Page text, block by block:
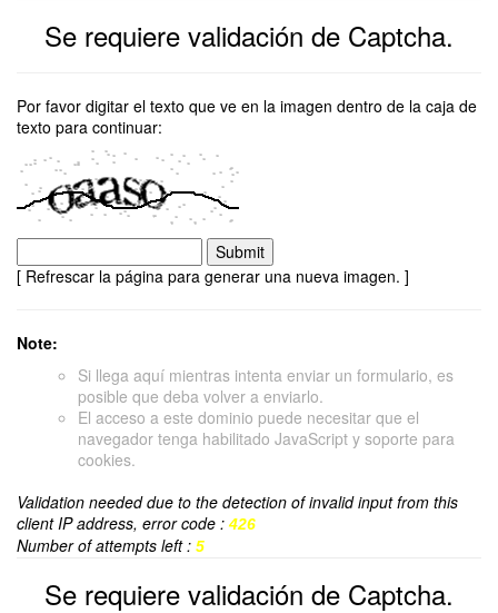
Se requiere validación de Captcha.
Por favor digitar el texto que ve en la imagen dentro de la caja de
texto para continuar:
[ Refrescar la página para generar una nueva imagen. ]
Note:
Si llega aquí mientras intenta enviar un formulario, es
posible que deba volver a enviarlo.
El acceso a este dominio puede necesitar que el
navegador tenga habilitado JavaScript y soporte para
cookies.
Validation needed due to the detection of invalid input from this
client IP address, error code : 426
Number of attempts left : 5
Se requiere validación de Captcha.